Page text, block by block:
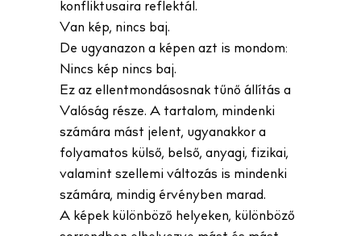
konfliktusaira reflektál.
Van kép, nincs baj.
De ugyanazon a képen azt is mondom:
Nincs kép nincs baj.
Ez az ellentmondásosnak tűnő állítás a
Valóság része. A tartalom, mindenki
számára mást jelent, ugyanakkor a
folyamatos külső, belső, anyagi, fizikai,
valamint szellemi változás is mindenki
számára, mindig érvényben marad.
A képek különböző helyeken, különböző